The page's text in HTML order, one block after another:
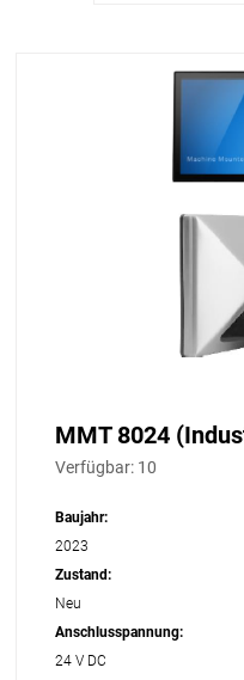
MMT 8024
Verfügbar: 10
Baujahr:
2023
Zustand:
Neu
Anschlusspannung:
24 V DC